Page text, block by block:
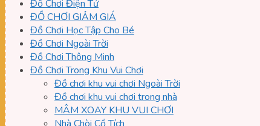
Đồ Chơi Điện Tử
ĐỒ CHƠI GIẢM GIÁ
Đồ Chơi Học Tập Cho Bé
Đồ Chơi Ngoài Trời
Đồ Chơi Thông Minh
Đồ Chơi Trong Khu Vui Chơi
Đồ chơi khu vui chơi Ngoài Trời
Đồ chơi khu vui chơi trong nhà
MÂM XOAY KHU VUI CHƠI